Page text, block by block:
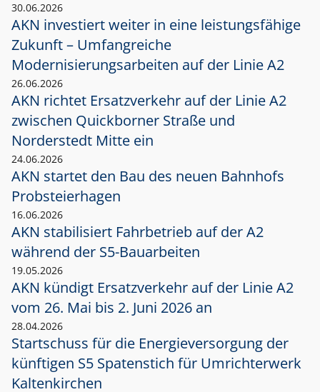
30.06.2026
AKN investiert weiter in eine leistungsfähige
Zukunft – Umfangreiche
Modernisierungsarbeiten auf der Linie A2
26.06.2026
AKN richtet Ersatzverkehr auf der Linie A2
zwischen Quickborner Straße und
Norderstedt Mitte ein
24.06.2026
AKN startet den Bau des neuen Bahnhofs
Probsteierhagen
16.06.2026
AKN stabilisiert Fahrbetrieb auf der A2
während der S5-Bauarbeiten
19.05.2026
AKN kündigt Ersatzverkehr auf der Linie A2
vom 26. Mai bis 2. Juni 2026 an
28.04.2026
Startschuss für die Energieversorgung der
künftigen S5 Spatenstich für Umrichterwerk
Kaltenkirchen